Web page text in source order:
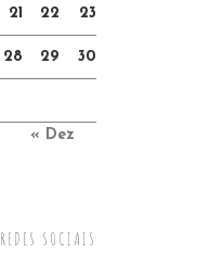
21 22 23
28 29 30
« Dez
REDES SOCIAIS